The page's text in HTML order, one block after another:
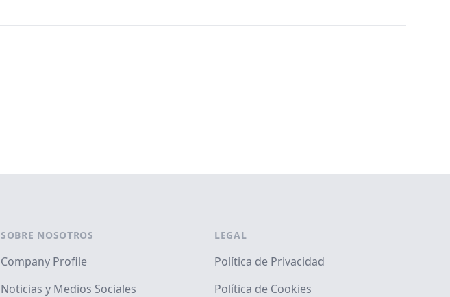
SOBRE NOSOTROS
Company Profile
Noticias y Medios Sociales
LEGAL
Política de Privacidad
Política de Cookies